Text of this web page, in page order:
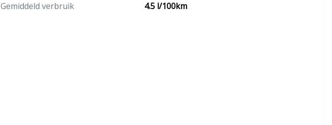
Gemiddeld verbruik
4.5 l/100km